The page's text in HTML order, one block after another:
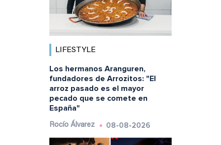
LIFESTYLE
Los hermanos Aranguren,
fundadores de Arrozitos: "El
arroz pasado es el mayor
pecado que se comete en
España"
Rocío Álvarez 08-08-2026